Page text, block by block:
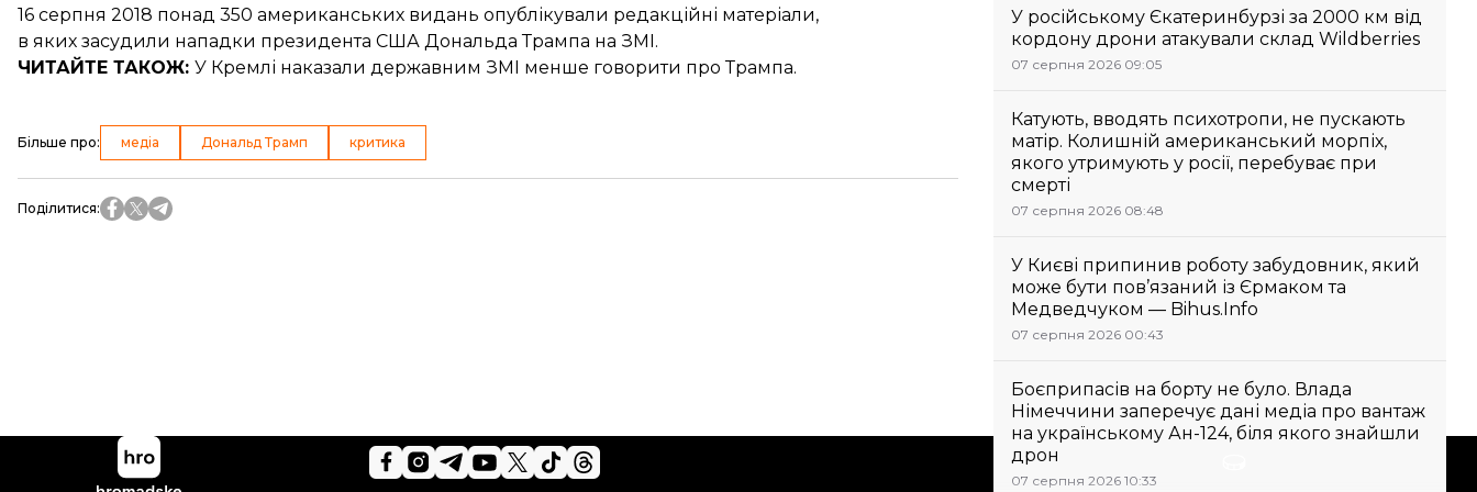
16 серпня 2018 понад 350 американських видань опублікували редакційні матеріали,
в яких засудили нападки президента США Дональда Трампа на ЗМІ.
ЧИТАЙТЕ ТАКОЖ: У Кремлі наказали державним ЗМІ менше говорити про Трампа.
Більше про: медіа Дональд Трамп критика
Поділитися:
У російському Єкатеринбурзі за 2000 км від
кордону дрони атакували склад Wildberries
07 серпня 2026 09:05
Катують, вводять психотропи, не пускають
матір. Колишній американський морпіх,
якого утримують у росії, перебуває при
смерті
07 серпня 2026 08:48
У Києві припинив роботу забудовник, який
може бути пов’язаний із Єрмаком та
Медведчуком — Bihus.Info
07 серпня 2026 00:43
Боєприпасів на борту не було. Влада
Німеччини заперечує дані медіа про вантаж
на українському Ан-124, біля якого знайшли
дрон
07 серпня 2026 10:33